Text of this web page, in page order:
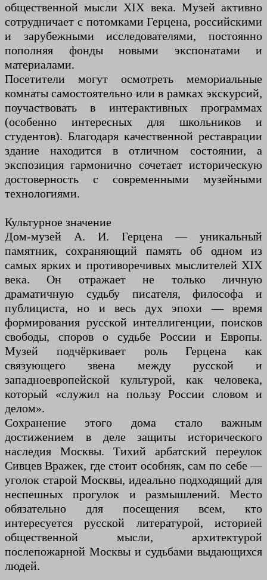
общественной мысли XIX века. Музей активно
сотрудничает с потомками Герцена, российскими
и зарубежными исследователями, постоянно
пополняя фонды новыми экспонатами и
материалами.
Посетители могут осмотреть мемориальные
комнаты самостоятельно или в рамках экскурсий,
поучаствовать в интерактивных программах
(особенно интересных для школьников и
студентов). Благодаря качественной реставрации
здание находится в отличном состоянии, а
экспозиция гармонично сочетает историческую
достоверность с современными музейными
технологиями.
Культурное значение
Дом-музей А. И. Герцена — уникальный
памятник, сохраняющий память об одном из
самых ярких и противоречивых мыслителей XIX
века. Он отражает не только личную
драматичную судьбу писателя, философа и
публициста, но и весь дух эпохи — время
формирования русской интеллигенции, поисков
свободы, споров о судьбе России и Европы.
Музей подчёркивает роль Герцена как
связующего звена между русской и
западноевропейской культурой, как человека,
который «служил на пользу России словом и
делом».
Сохранение этого дома стало важным
достижением в деле защиты исторического
наследия Москвы. Тихий арбатский переулок
Сивцев Вражек, где стоит особняк, сам по себе —
уголок старой Москвы, идеально подходящий для
неспешных прогулок и размышлений. Место
обязательно для посещения всем, кто
интересуется русской литературой, историей
общественной мысли, архитектурой
послепожарной Москвы и судьбами выдающихся
людей.